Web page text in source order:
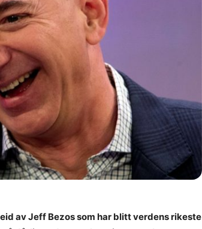
av Jeff Bezos som har blitt verdens rikeste